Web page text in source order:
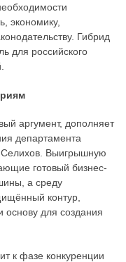
экономику,
Гибрид
для российского
аргумент, дополняет
департамента
Выигрышную
готовый бизнес-
а среду
контур,
для создания
к фазе конкуренции